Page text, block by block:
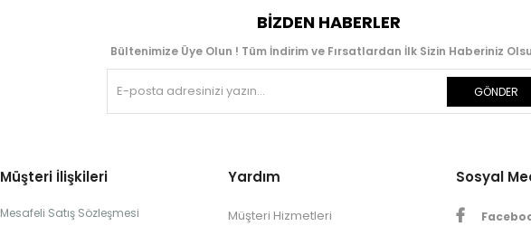
BIZDEN HABERLER
Bültenimize Üye Olun ! Tüm İndirim ve Fırsatlardan İlk Sizin Haberiniz
GÖNDER
Müşteri İlişkileri
Mesafeli Satış Sözleşmesi
Yardım
Müşteri Hizmetleri
Sosyal